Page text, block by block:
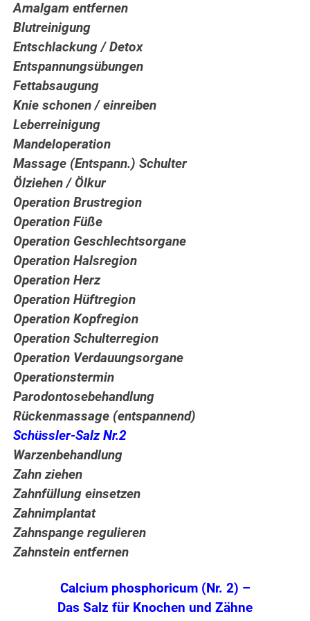
Amalgam entfernen
Blutreinigung
Entschlackung / Detox
Entspannungsübungen
Fettabsaugung
Knie schonen / einreiben
Leberreinigung
Mandeloperation
Massage (Entspann.) Schulter
Ölziehen / Ölkur
Operation Brustregion
Operation Füße
Operation Geschlechtsorgane
Operation Halsregion
Operation Herz
Operation Hüftregion
Operation Kopfregion
Operation Schulterregion
Operation Verdauungsorgane
Operationstermin
Parodontosebehandlung
Rückenmassage (entspannend)
Schüssler-Salz Nr.2
Warzenbehandlung
Zahn ziehen
Zahnfüllung einsetzen
Zahnimplantat
Zahnspange regulieren
Zahnstein entfernen
Calcium phosphoricum (Nr. 2) –
Das Salz für Knochen und Zähne